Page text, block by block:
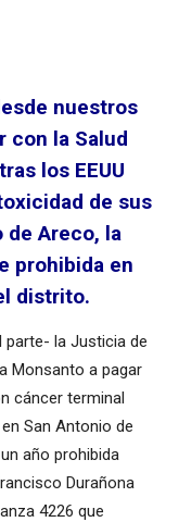
nuestros
con la Salud
los EEUU
de sus
de Areco, la
prohibida en
distrito.
parte- la Justicia de
Monsanto a pagar
cáncer terminal
San Antonio de
año prohibida
Durañona
4226 que